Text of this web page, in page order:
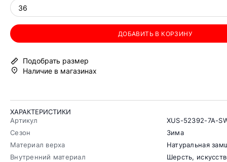
36
ДОБАВИТЬ В КОРЗИНУ
Подобрать размер
Наличие в магазинах
ХАРАКТЕРИСТИКИ
Артикул
XUS-52392-7A-
Сезон
Зима
Материал верха
Натуральная
Внутренний материал
Шерсть,